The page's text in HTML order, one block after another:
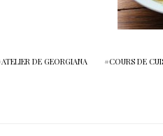
ATELIER DE GEORGIANA COURS DE